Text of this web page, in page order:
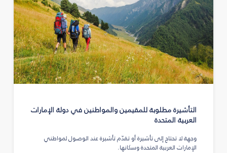
التأشيرة مطلوبة للمقيمين والمواطنين في دولة الإمارات
العربية المتحدة
وجهة لا تحتاج إلى تأشيرة أو تقدّم تأشيرة عند الوصول لمواطني
الإمارات العربية المتحدة وسكانها.